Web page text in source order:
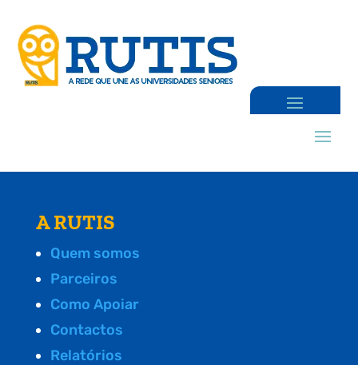
A RUTIS
Quem somos
Parceiros
Como Apoiar
Contactos
Relatórios